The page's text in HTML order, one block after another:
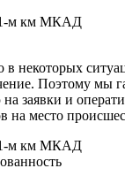
некоторых
Поэтому мы
заявки и
на место